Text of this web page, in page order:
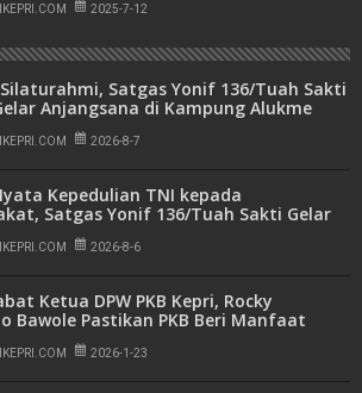
2025-7-12
Satgas Yonif 136/Tuah Sakti
Anjangsana di Kampung Alukme
2026-8-7
Kepedulian TNI kepada
Satgas Yonif 136/Tuah Sakti Gelar
Keliling di Kampung Kalome
2026-8-6
Ketua DPW PKB Kepri, Rocky
Bawole Pastikan PKB Beri Manfaat
Masyarakat
2026-1-23